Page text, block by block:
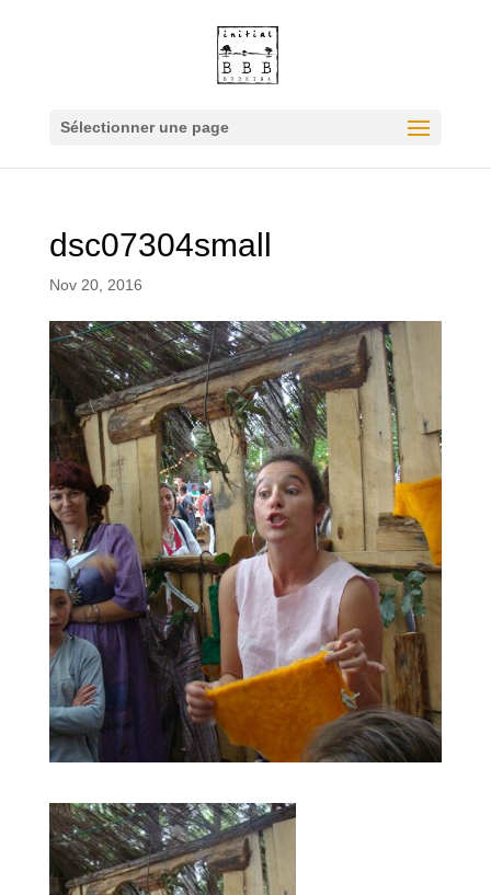
Sélectionner une page
dsc07304small
Nov 20, 2016